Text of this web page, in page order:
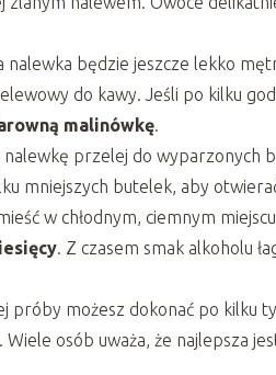
będzie jeszcze lekko
do kawy. Jeśli po kilku
malinówkę.
przelej do wyparzonych
mniejszych butelek, aby
w chłodnym, ciemnym
. Z czasem smak alkoholu
próby możesz dokonać po kilku
Wiele osób uważa, że najlepsza